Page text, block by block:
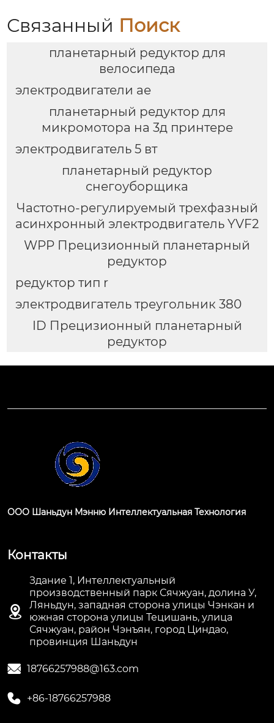
Связанный Поиск
планетарный редуктор для
велосипеда
электродвигатели ае
планетарный редуктор для
микромотора на 3д принтере
электродвигатель 5 вт
планетарный редуктор
снегоуборщика
Частотно-регулируемый трехфазный
асинхронный электродвигатель YVF2
WPP Прецизионный планетарный
редуктор
редуктор тип r
электродвигатель треугольник 380
ID Прецизионный планетарный
редуктор
ООО Шаньдун Мэнню Интеллектуальная Технология
Контакты

Здание 1, Интеллектуальный
производственный парк Сячжуан, долина У,
Ляньдун, западная сторона улицы Чэнкан и
южная сторона улицы Тецишань, улица
Сячжуан, район Чэнъян, город Циндао,
провинция Шаньдун
 18766257988@163.com
 +86-18766257988